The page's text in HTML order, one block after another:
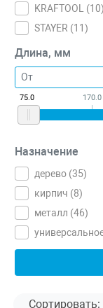
KRAFTOOL (10)
STAYER (11 )
Длина, мм
75.0 170.0
Назначение
дерево (35)
кирпич (8)
металл (46)